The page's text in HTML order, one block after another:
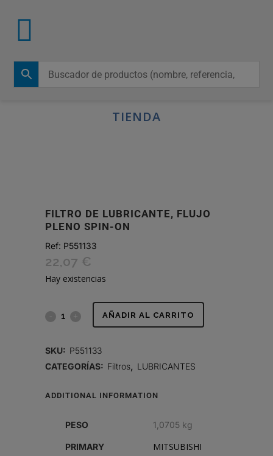
TIENDA
FILTRO DE LUBRICANTE, FLUJO
PLENO SPIN-ON
Ref: P551133
22,07 €
Hay existencias
FILTRO
LUBRICANTE,
SPIN-
AÑADIR AL CARRITO
SKU: P551133
CATEGORÍAS: Filtros LUBRICANTES
ADDITIONAL INFORMATION
PESO 1,0705 kg
PRIMARY
MITSUBISHI